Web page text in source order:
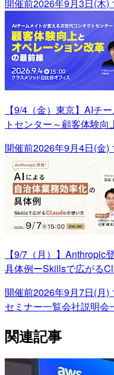
開催前2026年9月3日(木)
【9/4（金）東京】AIチ
トセンター～顧客体験
開催前2026年9月4日(金)
【9/7（月）】Anthropic
具体例ーSkillsで広がる
開催前2026年9月7日(月)
セミナー一覧会社説明会
関連記事